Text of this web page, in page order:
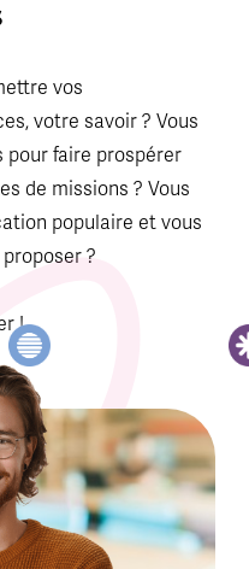
vos
votre savoir ? Vous
pour faire prospérer
de missions ? Vous
populaire et vous
?
!